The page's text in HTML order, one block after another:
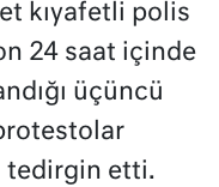
kıyafetli polis
24 saat içinde
üçüncü
tedirgin etti.